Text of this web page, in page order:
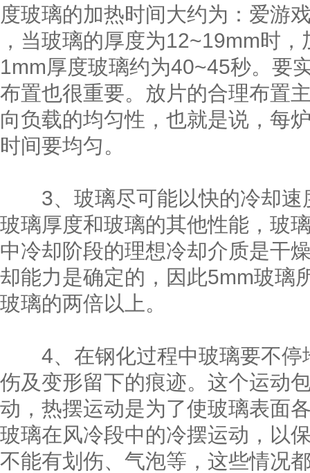
度玻璃的加热时间大约为：爱游
，当玻璃的厚度为12~19mm时
1mm厚度玻璃约为40~45秒。要
布置也很重要。放片的合理布置
向负载的均匀性，也就是说，每
时间要均匀。
3、玻璃尽可能以快的冷却速
玻璃厚度和玻璃的其他性能，玻
中冷却阶段的理想冷却介质是干
却能力是确定的，因此5mm玻璃
玻璃的两倍以上。
4、在钢化过程中玻璃要不停
伤及变形留下的痕迹。这个运动
动，热摆运动是为了使玻璃表面
玻璃在风冷段中的冷摆运动，以
不能有划伤、气泡等，这些情况